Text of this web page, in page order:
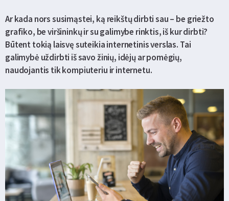
Ar kada nors susimąstei, ką reikštų dirbti sau – be griežto
grafiko, be viršininkų ir su galimybe rinktis, iš kur dirbti?
Būtent tokią laisvę suteikia internetinis verslas. Tai
galimybė uždirbti iš savo žinių, idėjų ar pomėgių,
naudojantis tik kompiuteriu ir internetu.